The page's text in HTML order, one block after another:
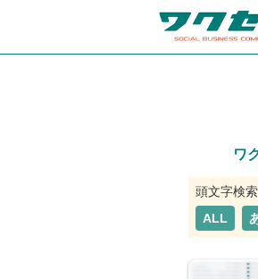
ワ
ALL